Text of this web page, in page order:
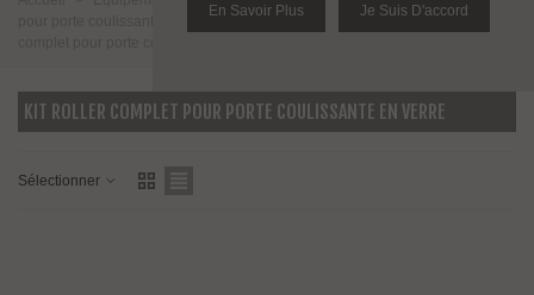
KIT ROLLER COMPLET POUR PORTE COULISSANTE EN VERRE
Sélectionner
En Savoir Plus Je Suis D'accord